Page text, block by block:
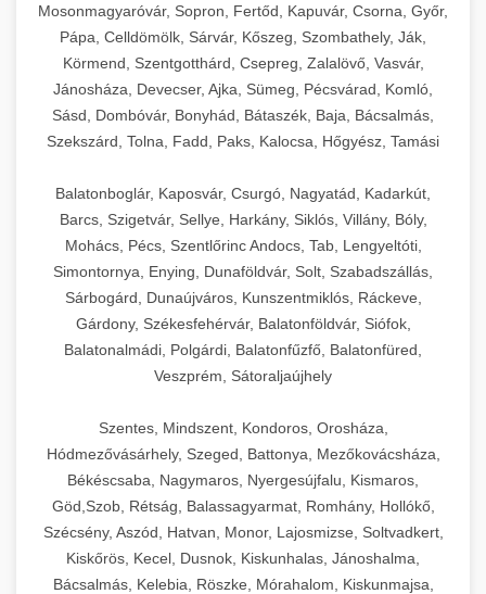
Mosonmagyaróvár, Sopron, Fertőd, Kapuvár, Csorna, Győr,
Pápa, Celldömölk, Sárvár, Kőszeg, Szombathely, Ják,
Körmend, Szentgotthárd, Csepreg, Zalalövő, Vasvár,
Jánosháza, Devecser, Ajka, Sümeg, Pécsvárad, Komló,
Sásd, Dombóvár, Bonyhád, Bátaszék, Baja, Bácsalmás,
Szekszárd, Tolna, Fadd, Paks, Kalocsa, Hőgyész, Tamási
Balatonboglár, Kaposvár, Csurgó, Nagyatád, Kadarkút,
Barcs, Szigetvár, Sellye, Harkány, Siklós, Villány, Bóly,
Mohács, Pécs, Szentlőrinc Andocs, Tab, Lengyeltóti,
Simontornya, Enying, Dunaföldvár, Solt, Szabadszállás,
Sárbogárd, Dunaújváros, Kunszentmiklós, Ráckeve,
Gárdony, Székesfehérvár, Balatonföldvár, Siófok,
Balatonalmádi, Polgárdi, Balatonfűzfő, Balatonfüred,
Veszprém, Sátoraljaújhely
Szentes, Mindszent, Kondoros, Orosháza,
Hódmezővásárhely, Szeged, Battonya, Mezőkovácsháza,
Békéscsaba, Nagymaros, Nyergesújfalu, Kismaros,
Göd,Szob, Rétság, Balassagyarmat, Romhány, Hollókő,
Szécsény, Aszód, Hatvan, Monor, Lajosmizse, Soltvadkert,
Kiskőrös, Kecel, Dusnok, Kiskunhalas, Jánoshalma,
Bácsalmás, Kelebia, Röszke, Mórahalom, Kiskunmajsa,